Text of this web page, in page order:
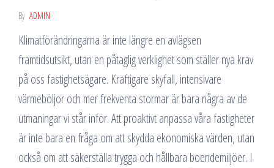
By ADMIN
Klimatförändringarna är inte längre en avlägsen
framtidsutsikt, utan en påtaglig verklighet som ställer nya krav
på oss fastighetsägare. Kraftigare skyfall, intensivare
värmeböljor och mer frekventa stormar är bara några av de
utmaningar vi står inför. Att proaktivt anpassa våra fastigheter
är inte bara en fråga om att skydda ekonomiska värden, utan
också om att säkerställa trygga och hållbara boendemiljöer. I